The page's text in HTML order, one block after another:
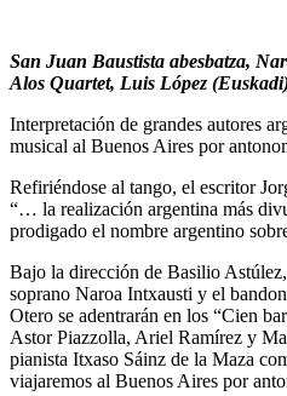
San Juan Baustista abesbatza,
Alos Quartet, Luis López
Interpretación de grandes autores
musical al Buenos Aires por
Refiriéndose al tango, el escritor
“… la realización argentina más
prodigado el nombre argentino
Bajo la dirección de Basilio
soprano Naroa Intxausti y el
Otero se adentrarán en los “Cien
Astor Piazzolla, Ariel Ramírez y
pianista Itxaso Sáinz de la Maza
viajaremos al Buenos Aires por